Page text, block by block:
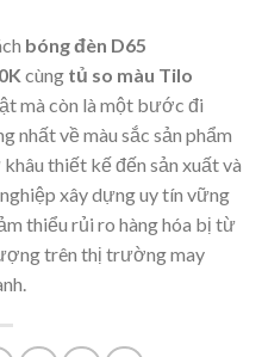
bóng đèn D65
cùng tủ so màu Tilo
mà còn là một bước đi
nhất về màu sắc sản phẩm
thiết kế đến sản xuất và
xây dựng uy tín vững
thiểu rủi ro hàng hóa bị từ
trên thị trường may